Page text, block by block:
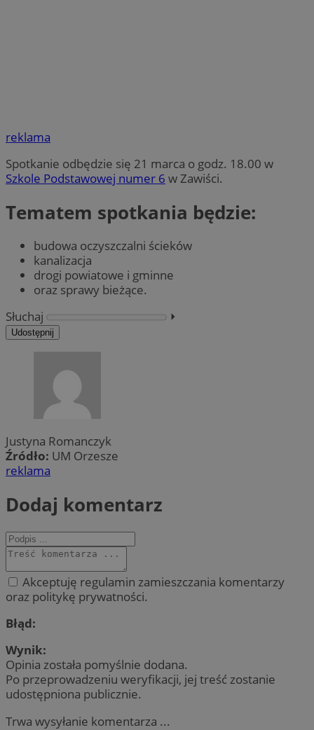
reklama
Spotkanie odbędzie się 21 marca o godz. 18.00 w
Szkole Podstawowej numer 6 w Zawiści.
Tematem spotkania będzie:
budowa oczyszczalni ścieków
kanalizacja
drogi powiatowe i gminne
oraz sprawy bieżące.
Słuchaj
⏵︎
Udostępnij
Justyna Romanczyk
Źródło: UM Orzesze
reklama
Dodaj komentarz
Akceptuję regulamin zamieszczania komentarzy
oraz politykę prywatności.
Błąd:
Wynik:
Opinia została pomyślnie dodana.
Po przeprowadzeniu weryfikacji, jej treść zostanie
udostępniona publicznie.
Trwa wysyłanie komentarza ...